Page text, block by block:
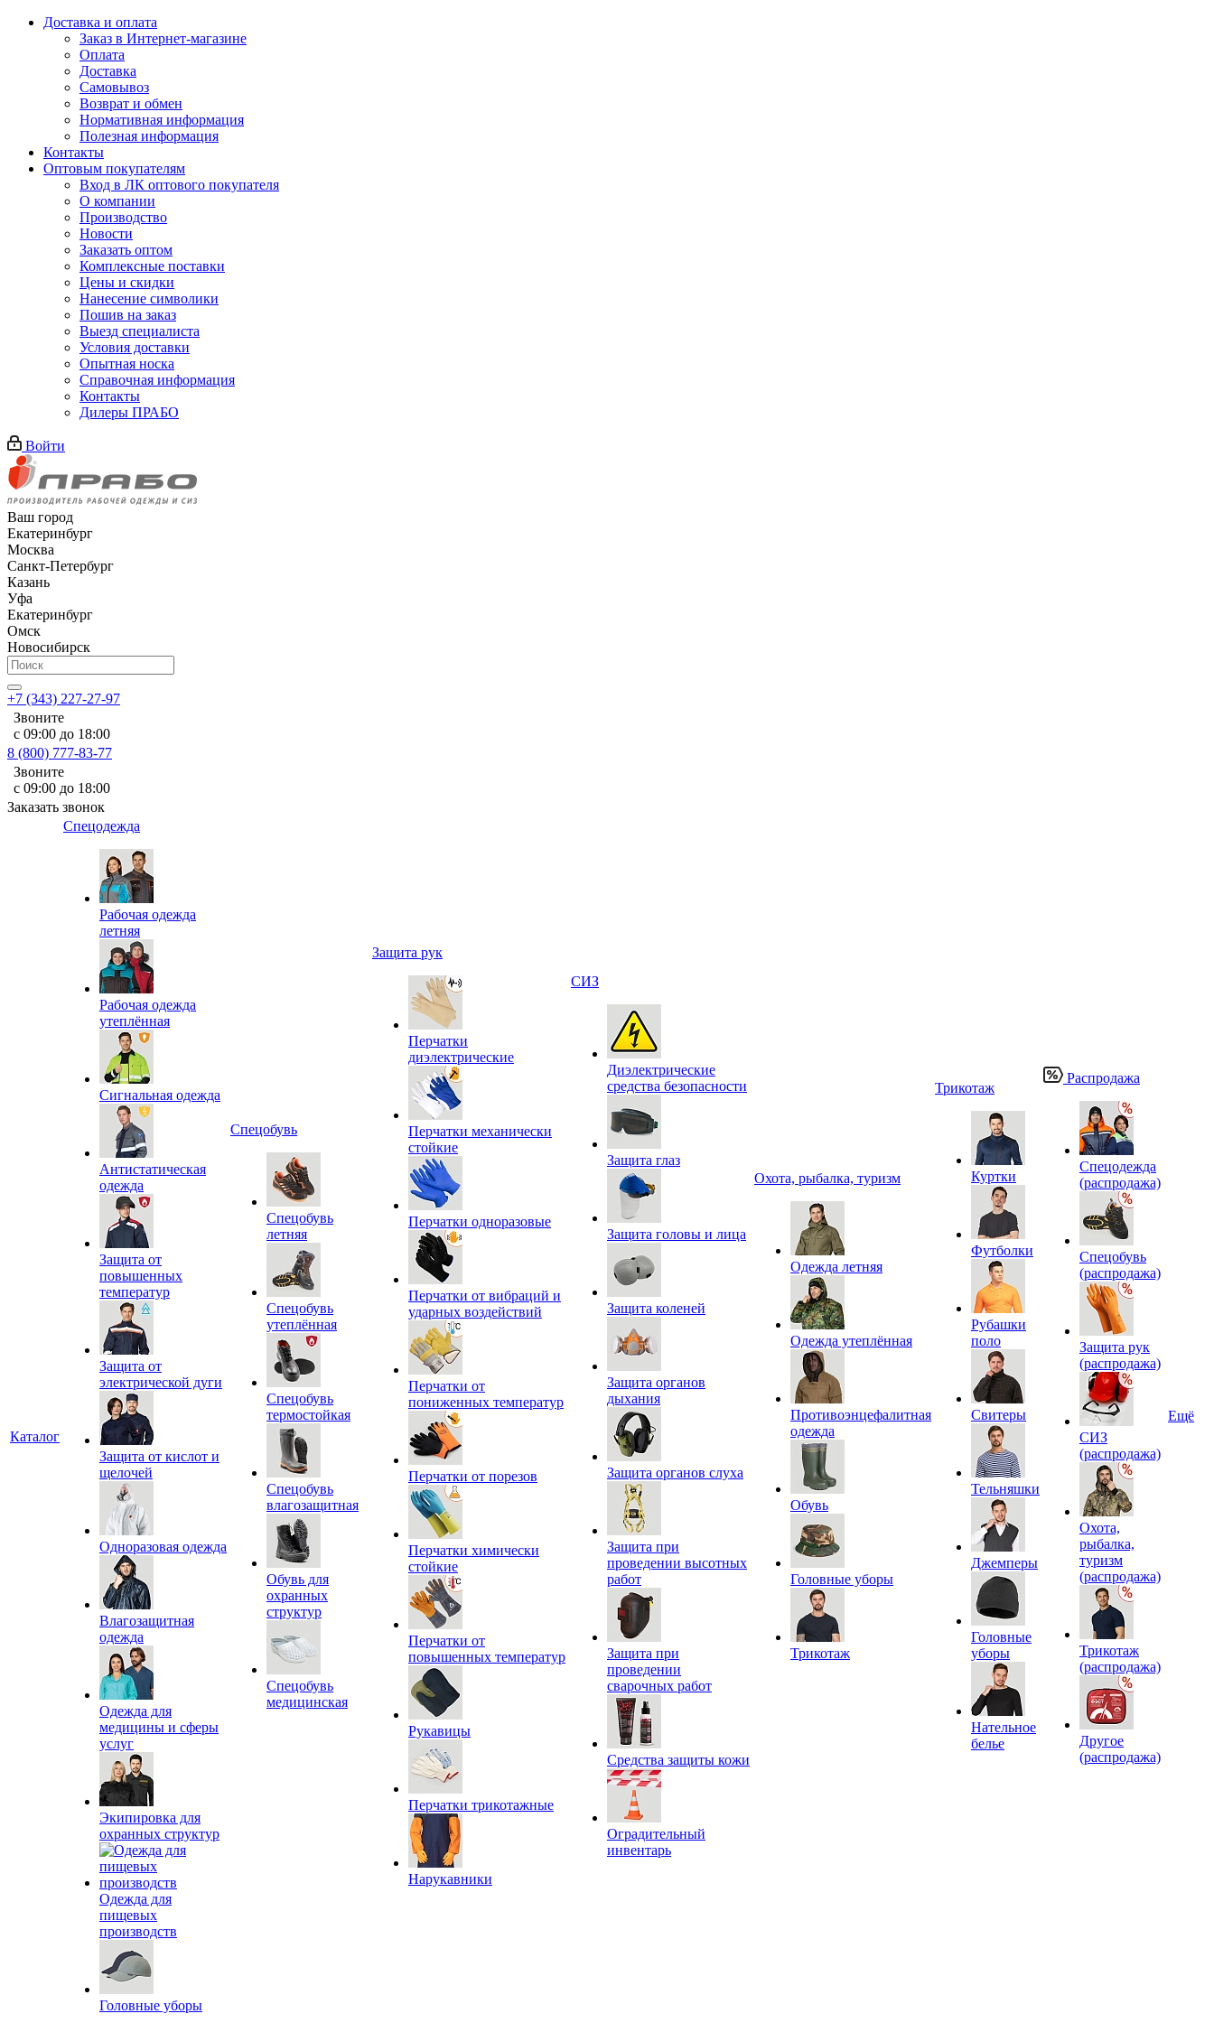
Доставка и оплата
Заказ в Интернет-магазине
Оплата
Доставка
Самовывоз
Возврат и обмен
Нормативная информация
Полезная информация
Контакты
Оптовым покупателям
Вход в ЛК оптового покупателя
О компании
Производство
Новости
Заказать оптом
Комплексные поставки
Цены и скидки
Нанесение символики
Пошив на заказ
Выезд специалиста
Условия доставки
Опытная носка
Справочная информация
Контакты
Дилеры ПРАБО
Войти
Ваш город
Екатеринбург
Москва
Санкт-Петербург
Казань
Уфа
Екатеринбург
Омск
Новосибирск
+7 (343) 227-27-97
Звоните
с 09:00 до 18:00
8 (800) 777-83-77
Звоните
с 09:00 до 18:00
Заказать звонок
Каталог
Спецодежда
Рабочая одежда
летняя
Рабочая одежда
утеплённая
Сигнальная одежда
Антистатическая
одежда
Защита от
повышенных
температур
Защита от
электрической дуги
Защита от кислот и
щелочей
Одноразовая одежда
Влагозащитная
одежда
Одежда для
медицины и сферы
услуг
Экипировка для
охранных структур
Одежда для
пищевых
производств
Головные уборы
Спецобувь
Спецобувь
летняя
Спецобувь
утеплённая
Спецобувь
термостойкая
Спецобувь
влагозащитная
Обувь для
охранных
структур
Спецобувь
медицинская
Защита рук
Перчатки
диэлектрические
Перчатки механически
стойкие
Перчатки одноразовые
Перчатки от вибраций и
ударных воздействий
Перчатки от
пониженных температур
Перчатки от порезов
Перчатки химически
стойкие
Перчатки от
повышенных температур
Рукавицы
Перчатки трикотажные
Нарукавники
СИЗ
Диэлектрические
средства безопасности
Защита глаз
Защита головы и лица
Защита коленей
Защита органов
дыхания
Защита органов слуха
Защита при
проведении высотных
работ
Защита при
проведении
сварочных работ
Средства защиты кожи
Оградительный
инвентарь
Охота, рыбалка, туризм
Одежда летняя
Одежда утеплённая
Противоэнцефалитная
одежда
Обувь
Головные уборы
Трикотаж
Трикотаж
Куртки
Футболки
Рубашки
поло
Свитеры
Тельняшки
Джемперы
Головные
уборы
Нательное
белье
Распродажа
Спецодежда
(распродажа)
Спецобувь
(распродажа)
Защита рук
(распродажа)
СИЗ
(распродажа)
Охота,
рыбалка,
туризм
(распродажа)
Трикотаж
(распродажа)
Другое
(распродажа)
Ещё